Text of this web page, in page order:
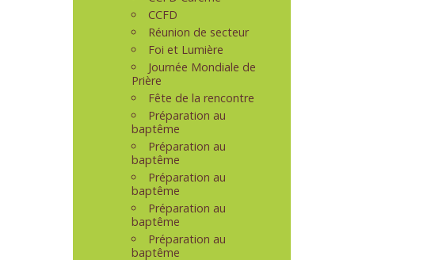
CCFD
Réunion de secteur
Foi et Lumière
Journée Mondiale de
Prière
Fête de la rencontre
Préparation au
baptême
Préparation au
baptême
Préparation au
baptême
Préparation au
baptême
Préparation au
baptême